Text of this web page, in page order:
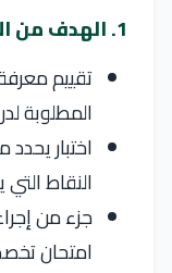
1. الهدف من الاختبار
تقييم
المطلوبة
اختبار
النقاط
جزء من
امتحان